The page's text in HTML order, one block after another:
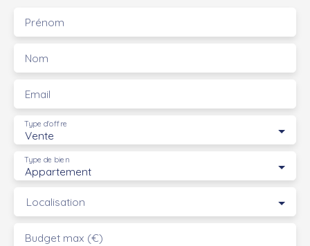
Prénom
Nom
Email
Vente
Type d'offre
Appartement
Type de bien
Localisation
Budget max (€)